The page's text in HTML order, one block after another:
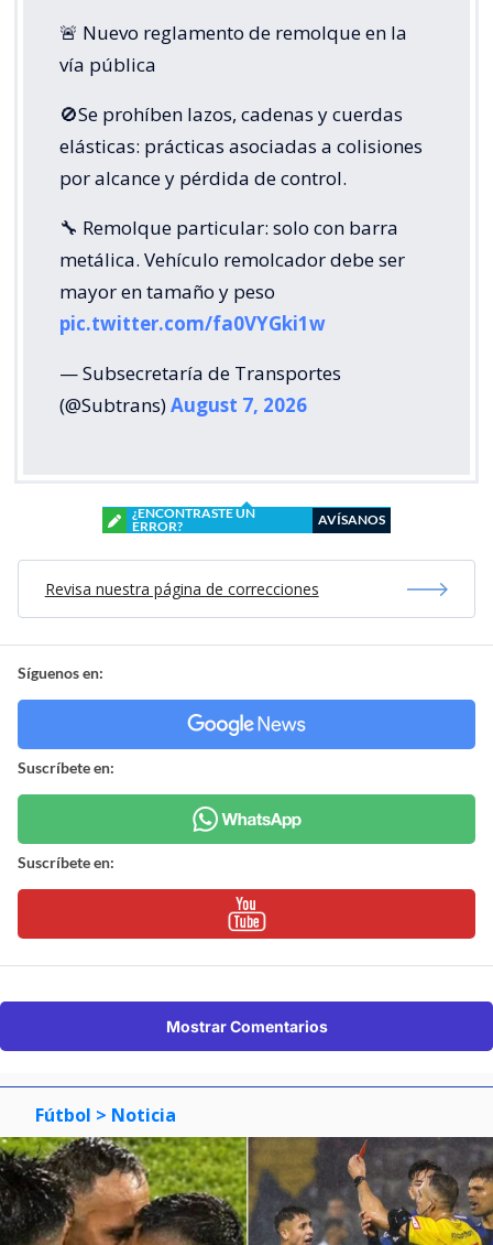
🚨 Nuevo reglamento de remolque en la
vía pública
🚫Se prohíben lazos, cadenas y cuerdas
elásticas: prácticas asociadas a colisiones
por alcance y pérdida de control.
🔧 Remolque particular: solo con barra
metálica. Vehículo remolcador debe ser
mayor en tamaño y peso
pic.twitter.com/fa0VYGki1w
— Subsecretaría de Transportes
(@Subtrans)August 7, 2026
¿ENCONTRASTE UN
ERROR?
AVÍSANOS
Revisa nuestra página de correcciones
Síguenos en:
Suscríbete en:
Suscríbete en:
Mostrar Comentarios
Fútbol > Noticia